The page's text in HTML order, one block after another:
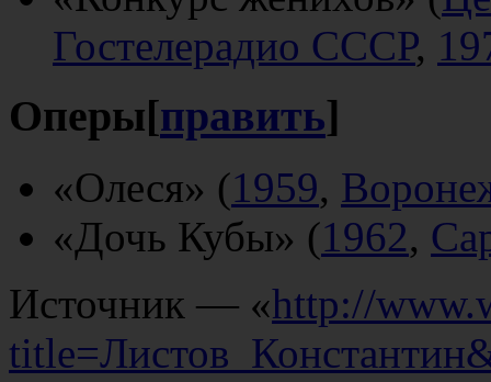
Гостелерадио СССР,
Оперы[править]
«Олеся» (1959,
«Дочь Кубы» (1962,
Источник — «http://